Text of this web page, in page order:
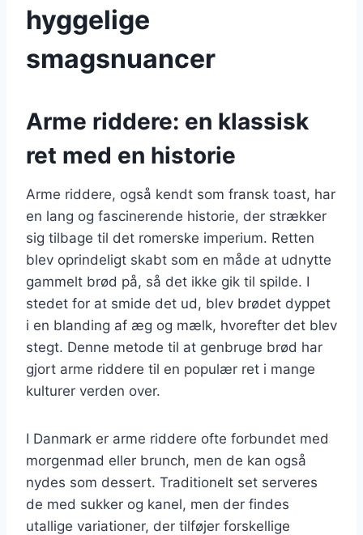
hyggelige
smagsnuancer
Arme riddere: en klassisk
ret med en historie
Arme riddere, også kendt som fransk toast, har
en lang og fascinerende historie, der strækker
sig tilbage til det romerske imperium. Retten
blev oprindeligt skabt som en måde at udnytte
gammelt brød på, så det ikke gik til spilde. I
stedet for at smide det ud, blev brødet dyppet
i en blanding af æg og mælk, hvorefter det blev
stegt. Denne metode til at genbruge brød har
gjort arme riddere til en populær ret i mange
kulturer verden over.
I Danmark er arme riddere ofte forbundet med
morgenmad eller brunch, men de kan også
nydes som dessert. Traditionelt set serveres
de med sukker og kanel, men der findes
utallige variationer, der tilføjer forskellige